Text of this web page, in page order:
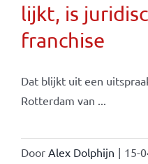
lijkt, is
franchise
Dat blijkt uit een
Rotterdam van ...
Door Alex Dolphijn | 15-